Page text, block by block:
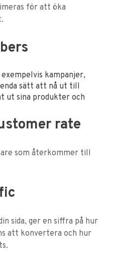
för att öka
kampanjer,
sätt att nå ut till
ut sina produkter och
rate
som återkommer till
sida, ger en siffra på hur
att konvertera och hur